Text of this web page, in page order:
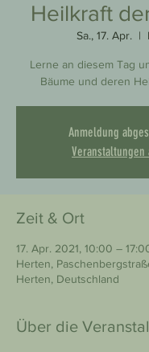
Heilkraft
Sa., 17. Apr.
  |
Lerne an diesem Tag
Bäume und deren
Anmeldung
Veranstaltungen
Zeit & Ort
17. Apr. 2021, 10:00 –
Herten,
Herten, Deutschland
Über die